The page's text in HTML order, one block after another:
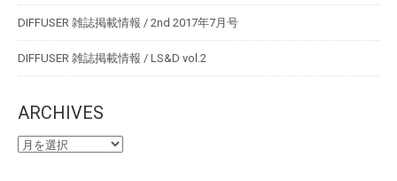
DIFFUSER 雑誌掲載情報 / 2nd 2017年7月号
DIFFUSER 雑誌掲載情報 / LS&D vol.2
ARCHIVES